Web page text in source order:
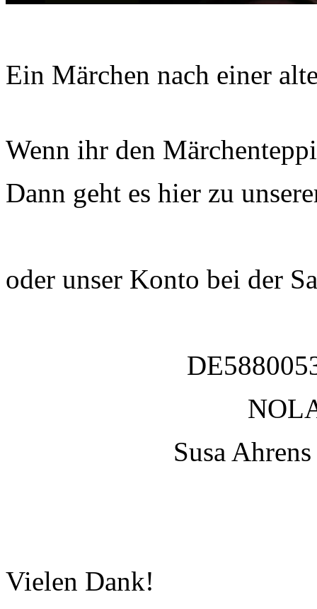
Ein Märchen nach einer
Wenn ihr den
Dann geht es hier zu
oder unser Konto bei der
Susa
Vielen Dank!